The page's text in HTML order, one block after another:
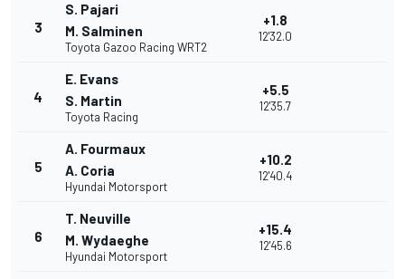
3
S. Pajari
M. Salminen
Toyota Gazoo Racing WRT2
+1.8
12'32.0
4
E. Evans
S. Martin
Toyota Racing
+5.5
12'35.7
5
A. Fourmaux
A. Coria
Hyundai Motorsport
+10.2
12'40.4
6
T. Neuville
M. Wydaeghe
Hyundai Motorsport
+15.4
12'45.6